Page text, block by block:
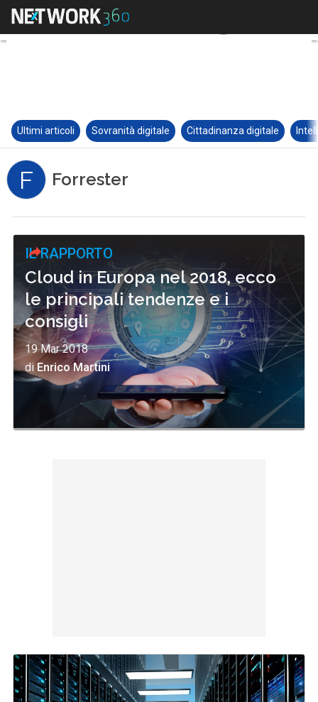
Ultimi articoli Sovranità digitale Cittadinanza digitale
F Forrester
IL RAPPORTO
Cloud in Europa nel 2018, ecco
le principali tendenze e i
consigli
19 Mar 2018
diEnrico Martini